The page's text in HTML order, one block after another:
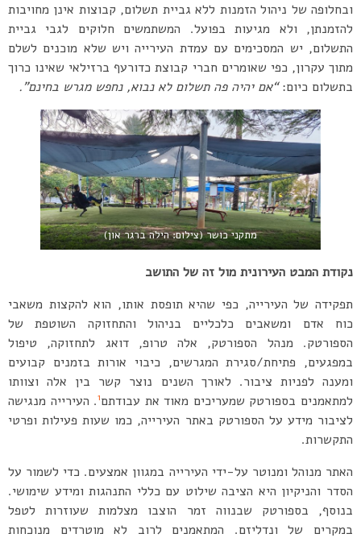
ובחלופה של ניהול הזמנות ללא גביית תשלום, קבוצות אינן מחויבות
להזמנתן, ולא מגיעות בפועל. המשתמשים חלוקים לגבי גביית
התשלום, יש המסכימים עם עמדת העירייה ויש שלא מוכנים לשלם
מתוך עקרון, כפי שאומרים חברי קבוצת כדורעף ברזילאי שאינו כרוך
בתשלום כיום:“אם יהיה פה תשלום לא נבוא, נחפש מגרש בחינם”.
מתקני כושר (צילום: הילה ברגר און)
נקודת המבט העירונית מול זה של התושב
תפקידה של העירייה, כפי שהיא תופסת אותו, הוא להקצות משאבי
כוח אדם ומשאבים כלכליים בניהול והתחזוקה השוטפת של
הספורטק. מנהל הספורטק, אלה טרופ, דואג לתחזוקה, טיפול
במפגעים, פתיחת/סגירת המגרשים, כיבוי אורות בזמנים קבועים
ומענה לפניות ציבור. לאורך השנים נוצר קשר בין אלה וצוותו
למתאמנים בספורטק שמעריכים מאוד את עבודתם1. העירייה מנגישה
לציבור מידע על הספורטק באתר העירייה, כמו שעות פעילות ופרטי
התקשרות.
האתר מנוהל ומנוטר על-ידי העירייה במגוון אמצעים. כדי לשמור על
הסדר והניקיון היא הציבה שילוט עם כללי התנהגות ומידע שימושי.
בנוסף, בספורטק שבנווה זמר הוצבו מצלמות שעוזרות לטפל
במקרים של ונדליזם. המתאמנים לרוב לא מוטרדים מנוכחות